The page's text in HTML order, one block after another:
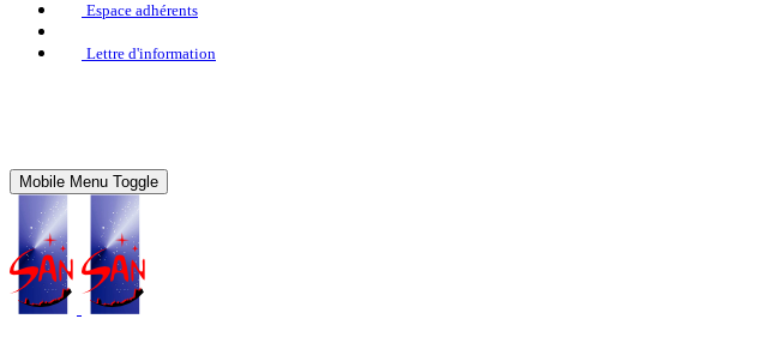
Espace adhérents
Lettre d'information
Mobile Menu Toggle